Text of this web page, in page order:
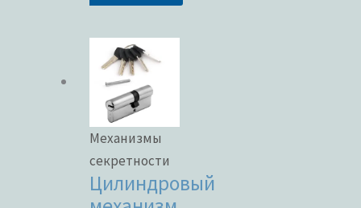
Механизмы
секретности
Цилиндровый